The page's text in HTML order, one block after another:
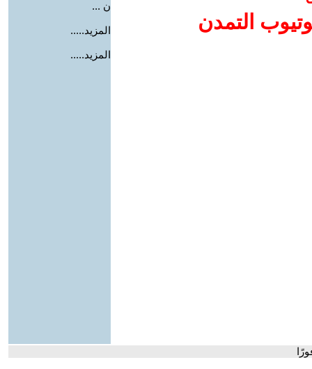
التمدن
ن ...
المزيد.....
المزيد.....